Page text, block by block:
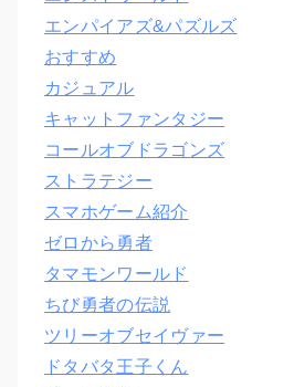
エンパイアズ&パズルズ
おすすめ
カジュアル
キャットファンタジー
コールオブドラゴンズ
ストラテジー
スマホゲーム紹介
ゼロから勇者
タマモンワールド
ちび勇者の伝説
ツリーオブセイヴァー
ドタバタ王子くん